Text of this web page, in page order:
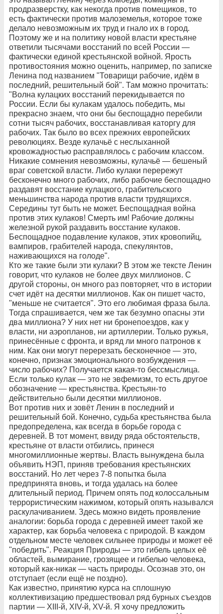
продразверстку, как некогда против помещиков, то
есть фактически против малоземелья, которое тоже
делало невозможным их труд и гнало их в город.
Поэтому же и на политику новой власти крестьяне
ответили тысячами восстаний по всей России —
фактически единой крестьянской войной. Ярость
противостояния можно оценить, например, по записке
Ленина под названием "Товарищи рабочие, идём в
последний, решительный бой". Там можно прочитать:
"Волна кулацких восстаний перекидывается по
России. Если бы кулакам удалось победить, мы
прекрасно знаем, что они бы беспощадно перебили
сотни тысяч рабочих, восстанавливая каторгу для
рабочих. Так было во всех прежних европейских
революциях. Везде кулачьё с неслыханной
кровожадностью расправлялось с рабочим классом.
Никакие сомнения невозможны, кулачьё — бешеный
враг советской власти. Либо кулаки перережут
бесконечно много рабочих, либо рабочие беспощадно
раздавят восстание кулацкого, грабительского
меньшинства народа против власти трудящихся.
Середины тут быть не может. Беспощадная война
против этих кулаков! Смерть им! Рабочие должны
железной рукой раздавить восстание кулаков.
Беспощадное подавление кулаков, этих кровопийц,
вампиров, грабителей народа, спекулянтов,
наживающихся на голоде".
Кто же такие были эти кулаки? В этом же тексте Ленин
говорит, что кулаков не более двух миллионов. С
другой стороны, он много раз повторяет, что в истории
счет идёт на десятки миллионов. Как он пишет часто,
"меньше не считается". Это его любимая фраза была.
Тогда спрашивается, чем же так безумно опасны эти
два миллиона? У них нет ни бронепоездов, как у
власти, ни аэропланов, ни артиллерии. Только ружья,
принесённые с фронта, и вряд ли много патронов к
ним. Как они могут перерезать бесконечное — это,
конечно, признак эмоционального возбуждения —
число рабочих? Получается какая-то бессмыслица.
Если только кулак — это не эвфемизм, то есть другое
обозначение — крестьянства. Крестьян-то
действительно были десятки миллионов.
Вот против них и зовёт Ленин в последний и
решительный бой. Конечно, судьба крестьянства была
предопределена, как всегда в борьбе города с
деревней. В тот момент, ввиду ряда обстоятельств,
крестьяне от власти отбились, принеся
многомиллионные жертвы. Власть вынуждена была
объявить НЭП, приняв требования крестьянских
восстаний. Но лет через 7-8 попытка была
предпринята вновь, и тогда удалась на более
длительный период. Причем опять под колоссальным
террористическим нажимом, который опять назывался
раскулачиванием. Здесь можно видеть проявление
аналогии: борьба города с деревней имеет такой же
характер, как борьба человека с природой. В каждом
отдельном месте человек сильнее природы и может её
"победить". Реакция Природы — это гибель целых её
областей, вымирание, грозящее и гибелью человека,
который как-никак — часть природы. Осознав это, он
отступает (если ещё не поздно).
Как известно, принятию курса на сплошную
коллективизацию предшествовал ряд бурных съездов
партии — XIII-й, XIV-й, XV-й. Я хочу предложить